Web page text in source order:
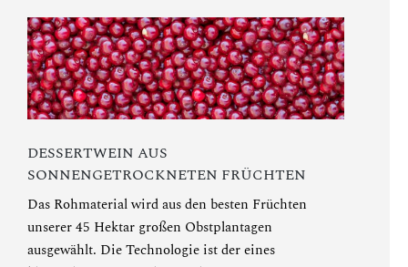
DESSERTWEIN AUS
SONNENGETROCKNETEN FRÜCHTEN
Das Rohmaterial wird aus den besten Früchten
unserer 45 Hektar großen Obstplantagen
ausgewählt. Die Technologie ist der eines